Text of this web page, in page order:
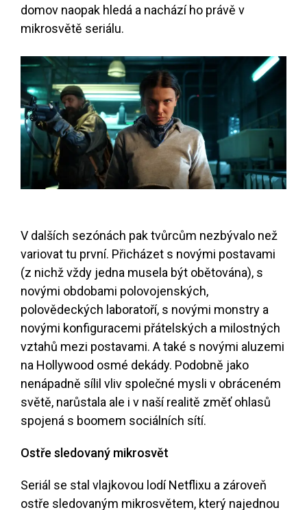
domov naopak hledá a nachází ho právě v
mikrosvětě seriálu.
V dalších sezónách pak tvůrcům nezbývalo než
variovat tu první. Přicházet s novými postavami
(z nichž vždy jedna musela být obětována), s
novými obdobami polovojenských,
polovědeckých laboratoří, s novými monstry a
novými konfiguracemi přátelských a milostných
vztahů mezi postavami. A také s novými aluzemi
na Hollywood osmé dekády. Podobně jako
nenápadně sílil vliv společné mysli v obráceném
světě, narůstala ale i v naší realitě změť ohlasů
spojená s boomem sociálních sítí.
Ostře sledovaný mikrosvět
Seriál se stal vlajkovou lodí Netflixu a zároveň
ostře sledovaným mikrosvětem, který najednou